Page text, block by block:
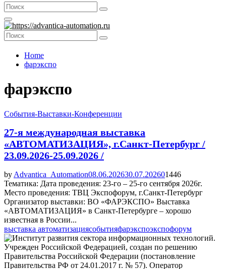
Search
for:
Search
Primary
Menu
Search
for:
Search
Home
фарэкспо
фарэкспо
События-Выставки-Конференции
27-я международная выставка
«АВТОМАТИЗАЦИЯ», г.Санкт-Петербург /
23.09.2026-25.09.2026 /
by Advantica_Automation08.06.202630.07.202601446
Тематика: Дата проведения: 23-го – 25-го сентября 2026г.
Место проведения: ТВЦ Экспофорум, г.Санкт-Петербург
Организатор выставки: ВО «ФАРЭКСПО» Выставка
«АВТОМАТИЗАЦИЯ» в Санкт-Петербурге – хорошо
известная в России...
выставка автоматизациясобытияфарэкспоэкспофорум